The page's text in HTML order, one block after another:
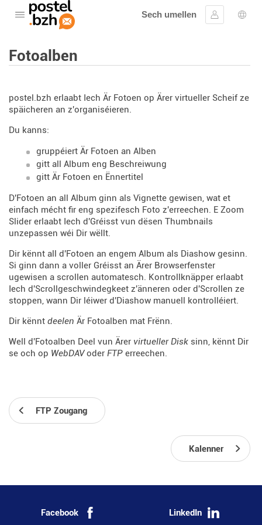
Oppen de Menü
Sech umellen
Umellen
Fotoalben
postel.bzh erlaabt Iech Är Fotoen op Ärer virtueller Scheif ze
späicheren an z'organiséieren.
Du kanns:
gruppéiert Är Fotoen an Alben
gitt all Album eng Beschreiwung
gitt Är Fotoen en Ënnertitel
D'Fotoen an all Album ginn als Vignette gewisen, wat et
einfach mécht fir eng spezifesch Foto z'erreechen. E Zoom
Slider erlaabt Iech d'Gréisst vun dësen Thumbnails
unzepassen wéi Dir wëllt.
Dir kënnt all d'Fotoen an engem Album als Diashow gesinn.
Si ginn dann a voller Gréisst an Ärer Browserfenster
ugewisen a scrollen automatesch. Kontrollknäpper erlaabt
Iech d'Scrollgeschwindegkeet z'änneren oder d'Scrollen ze
stoppen, wann Dir léiwer d'Diashow manuell kontrolléiert.
Dir kënnt deelen Är Fotoalben mat Frënn.
Well d'Fotoalben Deel vun Ärer virtueller Disk sinn, kënnt Dir
se och op WebDAVoder FTP erreechen.
FTP Zougang
Kalenner
Facebook LinkedIn